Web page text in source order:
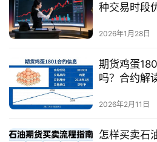
种交易时段
2026年1月28日
期货鸡蛋
吗？合约解
2026年2月11日
怎样买卖石